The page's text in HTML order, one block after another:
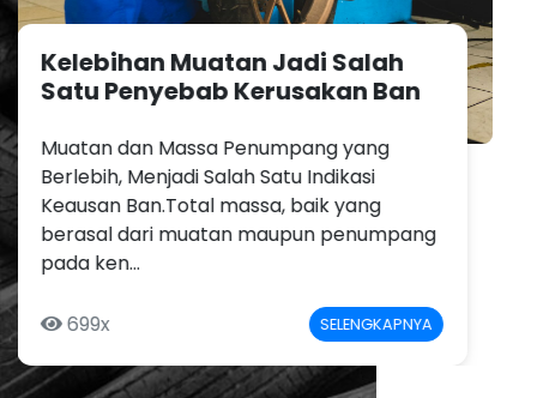
Siapkan Sepeda Motor Untuk
Menghadapi Musim Hujan
Berdasarkan prediksi cuaca yang
diperkirakan oleh Badan Meteorologi,
Klimatologi, dan Geofisika (BMKG),
memprediksi negara Indonesia akan
mengalami pu...
3.398x SELENGKAPNYA